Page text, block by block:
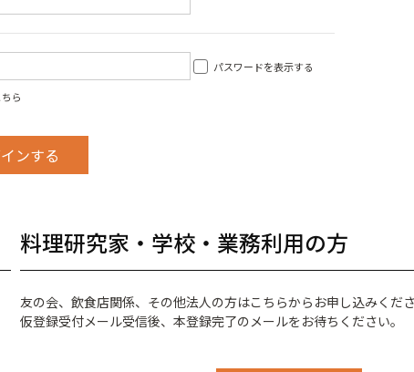
パスワードを表示する
ら
料理研究家・学校・業務利用の方
友の会、飲食店関係、その他法人の方はこちらからお申し込みくださ
仮登録受付メール受信後、本登録完了のメールをお待ちください。